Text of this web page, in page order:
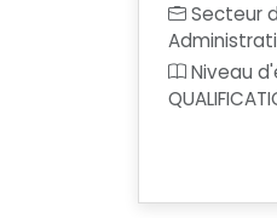
Secteur
Niveau